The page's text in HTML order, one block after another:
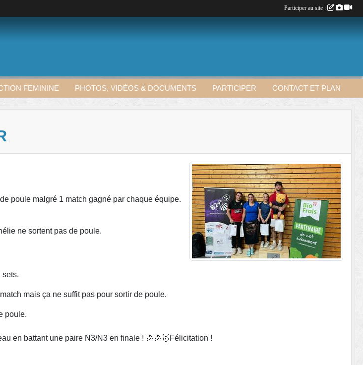
FEMININE PHOTOS, VIDÉOS & DOCUMENTS PARTICIPER CONTACT ET PLAN
poule malgré 1 match gagné par chaque équipe.
ne sortent pas de poule.
sets.
mais ça ne suffit pas pour sortir de poule.
poule.
en battant une paire N3/N3 en finale ! 🎉🎉🥇Félicitation !
Participer au site :